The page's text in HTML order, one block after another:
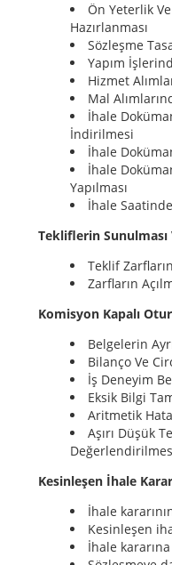
Ön Yeterlik
Hazırlanması
Sözleşme
Yapım
Hizmet
Mal
İhale
İndirilmesi
İhale
İhale
Yapılması
İhale
Tekliflerin Sunulması
Teklif
Zarfların
Komisyon Kapalı
Belgelerin
Bilanço Ve
İş Deneyim
Eksik Bilgi
Aritmetik
Aşırı Düşük
Kesinleşen İhale
İhale
Kesinleşen
İhale